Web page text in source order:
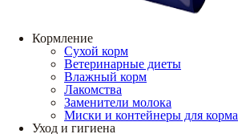
Кормление
Сухой корм
Ветеринарные диеты
Влажный корм
Лакомства
Заменители молока
Миски и контейнеры для корма
Уход и гигиена